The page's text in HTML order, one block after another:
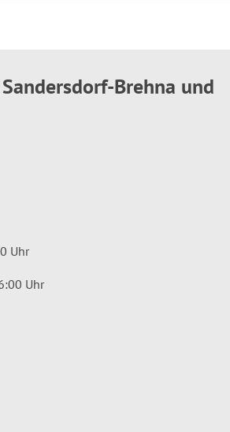
Brehna und
Uhr
Uhr